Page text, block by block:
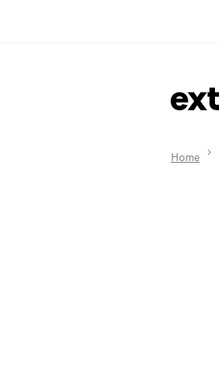
Home